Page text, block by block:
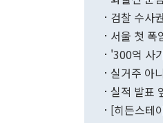
검찰 수사
서울 첫 폭
'300억 사
실거주 아
실적 발표
[히든스테